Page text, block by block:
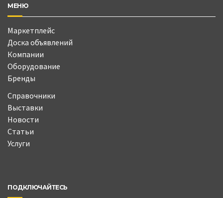
МЕНЮ
Маркетплейс
Доска объявлений
Компании
Оборудование
Бренды
Справочники
Выставки
Новости
Статьи
Услуги
ПОДКЛЮЧАЙТЕСЬ